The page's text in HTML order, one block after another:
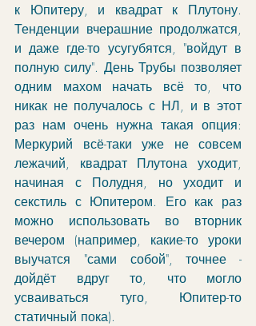
к Юпитеру, и квадрат к Плутону.
Тенденции вчерашние продолжатся,
и даже где-то усугубятся, "войдут в
полную силу". День Трубы позволяет
одним махом начать всё то, что
никак не получалось с НЛ, и в этот
раз нам очень нужна такая опция:
Меркурий всё-таки уже не совсем
лежачий, квадрат Плутона уходит,
начиная с Полудня, но уходит и
секстиль с Юпитером. Его как раз
можно использовать во вторник
вечером (например, какие-то уроки
выучатся "сами собой", точнее -
дойдёт вдруг то, что могло
усваиваться туго, Юпитер-то
статичный пока).